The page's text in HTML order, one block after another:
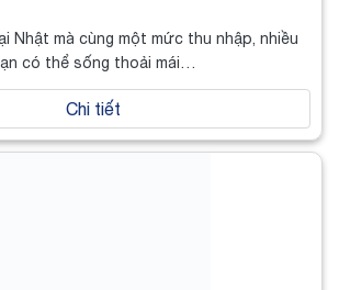
Nhật mà cùng một mức thu nhập, nhiều
có thể sống thoải mái…
Chi tiết